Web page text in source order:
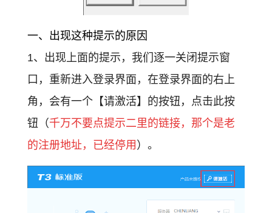
一、出现这种提示的原因
1、出现上面的提示，我们逐一关闭提示窗
口，重新进入登录界面，在登录界面的右上
角，会有一个【请激活】的按钮，点击此按
钮（千万不要点提示二里的链接，那个是老
的注册地址，已经停用 ）。